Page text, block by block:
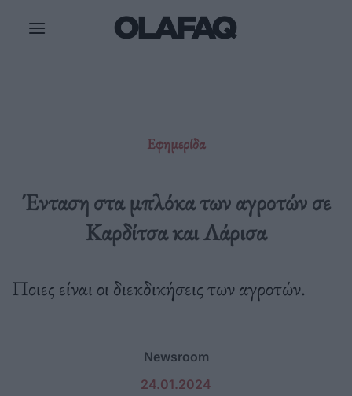
Εφημερίδα
Ένταση στα μπλόκα των αγροτών σε
Καρδίτσα και Λάρισα
Ποιες είναι οι διεκδικήσεις των αγροτών.
Newsroom
24.01.2024